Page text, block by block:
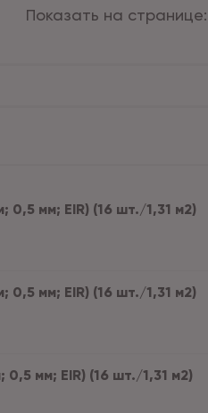
Показать на странице:
мм; EIR) (16 шт./1,31 м2)
мм; EIR) (16 шт./1,31 м2)
мм; EIR) (16 шт./1,31 м2)